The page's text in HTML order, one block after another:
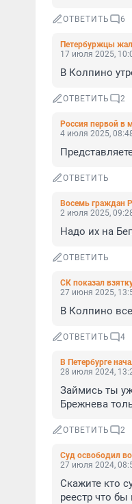
ОТВЕТИТЬ 6
Петербуржцы
17 июля 2025,
В Колпино
ОТВЕТИТЬ 2
Россия первой в
4 июля 2025,
ОТВЕТИТЬ
Восемь граждан
2 июля 2025,
Надо их на
ОТВЕТИТЬ
СК показал
27 июня 2025,
В Колпино
ОТВЕТИТЬ 4
В Петербурге
28 июля 2024,
Займись ты
Брежнева
ОТВЕТИТЬ 2
Суд освободил
27 июля 2024,
Скажите кто
реестр что